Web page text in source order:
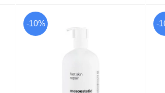
-10% -